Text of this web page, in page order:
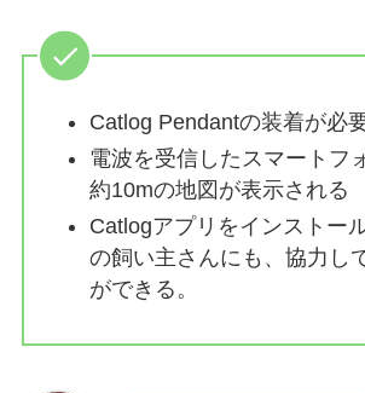
Catlog Pendantの装着が必
電波を受信したスマートフ
約10mの地図が表示される
Catlogアプリをインストー
の飼い主さんにも、協力し
ができる。